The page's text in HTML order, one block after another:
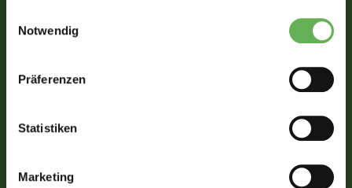
Notwendig
Präferenzen
Statistiken
Marketing
Klicken Sie auf die
damit erklären Sie sich
einverstanden, dass
übermittelt werden.